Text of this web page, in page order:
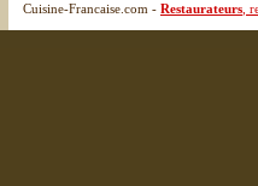
Cuisine-Francaise.com - Restaurateurs ,